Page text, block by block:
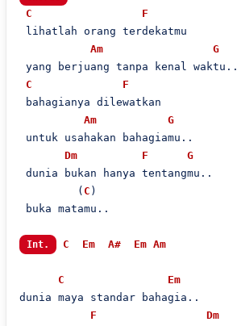
C
F
lihatlah orang terdekatmu
Am
G
yang berjuang tanpa kenal waktu..
C
F
bahagianya dilewatkan
Am
G
untuk usahakan bahagiamu..
Dm
F
G
dunia bukan hanya tentangmu..
         (
C )
buka matamu..
Int. C Em A# Em Am
C
Em
dunia maya standar bahagia..
F
Dm